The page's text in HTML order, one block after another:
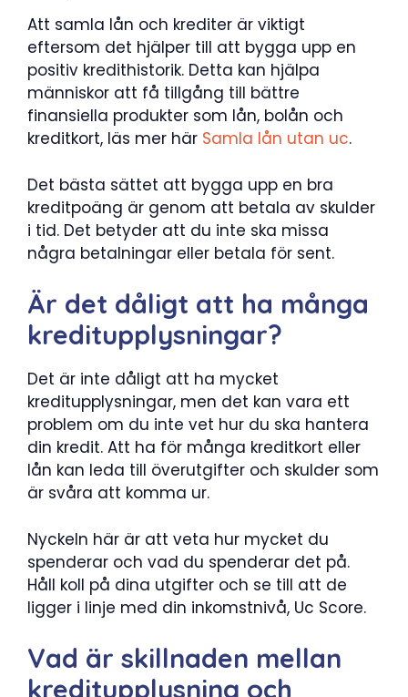
Att samla lån och krediter är viktigt
eftersom det hjälper till att bygga upp en
positiv kredithistorik. Detta kan hjälpa
människor att få tillgång till bättre
finansiella produkter som lån, bolån och
kreditkort, läs mer här Samla lån utan uc.
Det bästa sättet att bygga upp en bra
kreditpoäng är genom att betala av skulder
i tid. Det betyder att du inte ska missa
några betalningar eller betala för sent.
Är det dåligt att ha många
kreditupplysningar?
Det är inte dåligt att ha mycket
kreditupplysningar, men det kan vara ett
problem om du inte vet hur du ska hantera
din kredit. Att ha för många kreditkort eller
lån kan leda till överutgifter och skulder som
är svåra att komma ur.
Nyckeln här är att veta hur mycket du
spenderar och vad du spenderar det på.
Håll koll på dina utgifter och se till att de
ligger i linje med din inkomstnivå, Uc Score.
Vad är skillnaden mellan
kreditupplysning och